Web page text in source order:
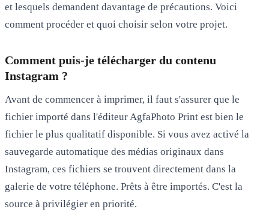
et lesquels demandent davantage de précautions. Voici
comment procéder et quoi choisir selon votre projet.
Comment puis-je télécharger du contenu
Instagram ?
Avant de commencer à imprimer, il faut s'assurer que le
fichier importé dans l'éditeur AgfaPhoto Print est bien le
fichier le plus qualitatif disponible. Si vous avez activé la
sauvegarde automatique des médias originaux dans
Instagram, ces fichiers se trouvent directement dans la
galerie de votre téléphone. Prêts à être importés. C'est la
source à privilégier en priorité.